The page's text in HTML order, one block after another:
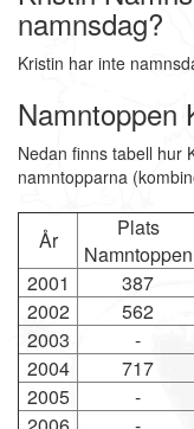
namnsdag?
Kristin har inte
Namntoppen
Nedan finns tabell hur
namntopparna
År
Plats
Namntoppen
2001
387
2002
562
2003
-
2004
717
2005
-